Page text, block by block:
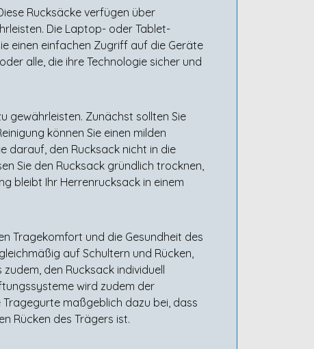
Rucksäcke verfügen über
Die Laptop- oder Tablet-
einen einfachen Zugriff auf die Geräte
alle, die ihre Technologie sicher und
gewährleisten. Zunächst sollten Sie
können Sie einen milden
darauf, den Rucksack nicht in die
Sie den Rucksack gründlich trocknen,
bleibt Ihr Herrenrucksack in einem
Tragekomfort und die Gesundheit des
auf Schultern und Rücken,
den Rucksack individuell
wird zudem der
maßgeblich dazu bei, dass
Rücken des Trägers ist.